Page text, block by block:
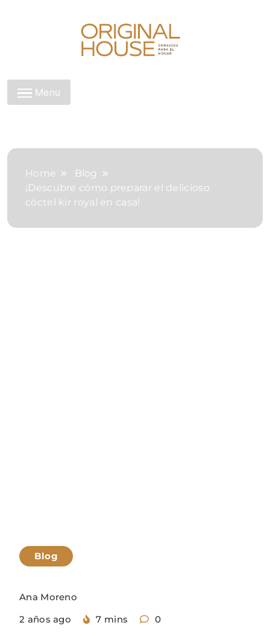
Original House
Menu
Home
Blog
¡Descubre cómo preparar el delicioso
cóctel kir royal en casa!
Blog
Ana Moreno
2 años ago
7 mins 0